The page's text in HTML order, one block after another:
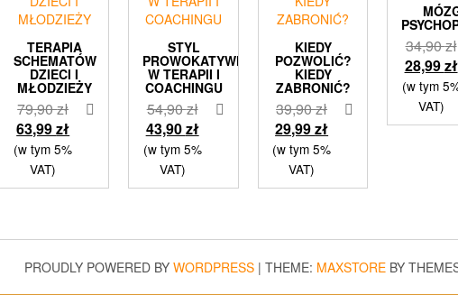
TERAPIA
SCHEMATÓW
DZIECI I
MŁODZIEŻY
79,90złPierwotna
cena
wynosiła:
63,99złAktualna
cena
63,99 zł.
(w tym 5%
VAT)
STYL
PROWOKATYWNY
W TERAPII I
COACHINGU
54,90złPierwotna
cena
wynosiła:
43,90złAktualna
cena
43,90 zł.
(w tym 5%
VAT)
KIEDY
POZWOLIĆ?
KIEDY
ZABRONIĆ?
39,90złPierwotna
cena
wynosiła:
29,99złAktualna
cena
29,99 zł.
(w tym 5%
VAT)
34,90zł
28,99zł
(w tym
VAT)
PROUDLY POWERED BY WORDPRESS | THEME: MAXSTORE BY